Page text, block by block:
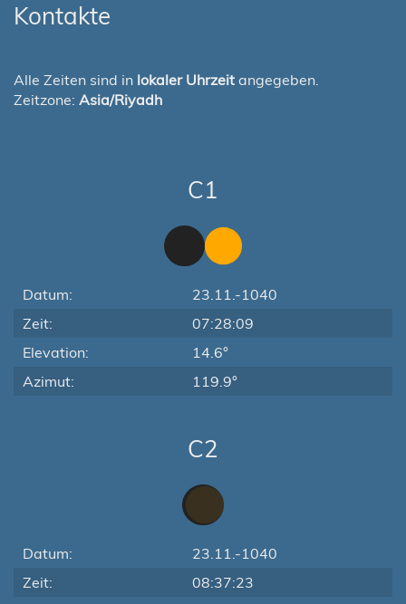
Kontakte
Alle Zeiten sind in lokaler Uhrzeit angegeben.
Zeitzone: Asia/Riyadh
C1
Datum:
23.11.-1040
Zeit:
07:28:09
Elevation:
14.6°
Azimut:
119.9°
C2
Datum:
23.11.-1040
Zeit:
08:37:23